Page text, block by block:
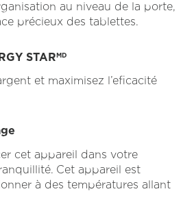
au niveau de la porte,
précieux des tablettes.
STARMD
et maximisez l’eficacité
cet appareil dans votre
Cet appareil est
à des températures allant